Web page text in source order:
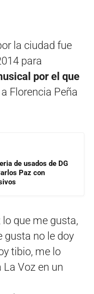
la ciudad fue
para
por el que
Florencia Peña
de usados de DG
Paz con
lo que me gusta,
gusta no le doy
tibio, me lo
La Voz en un